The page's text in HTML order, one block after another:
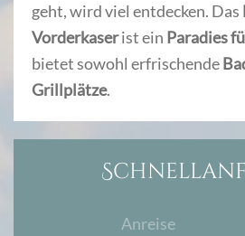
geht, wird viel entdecken. Das
Vorderkaserist ein Paradies
bietet sowohl erfrischende
Grillplätze.